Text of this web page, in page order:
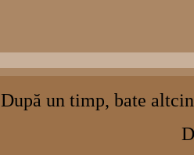
După un timp, bate